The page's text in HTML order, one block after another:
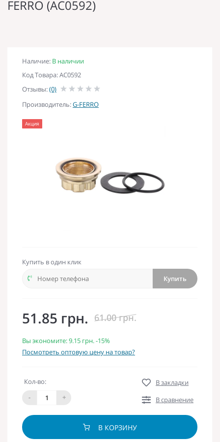
FERRO (AC0592)
Наличие: В наличии
Код Товара: AC0592
Отзывы:(0)
Производитель:G-FERRO
Акция
Купить в один клик
Купить
51.85 грн. 61.00 грн.
Вы экономите:9.15 грн.-15%
Посмотреть оптовую цену на товар?
Кол-во:
-
+
В закладки
В сравнение
В КОРЗИНУ